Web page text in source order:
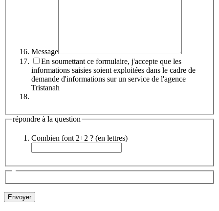
Message
En soumettant ce formulaire, j'accepte que les
informations saisies soient exploitées dans le cadre de
demande d'informations sur un service de l'agence
Tristanah
répondre à la question
Combien font 2+2 ? (en lettres)